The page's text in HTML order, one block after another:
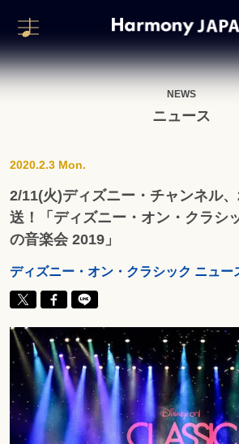
NEWS
ニュース
2020.2.3 Mon.
2/11(火)ディズニー・チャンネル
送！「ディズニー・オン・クラシ
の音楽会 2019」
ディズニー・オン・クラシック ニュー